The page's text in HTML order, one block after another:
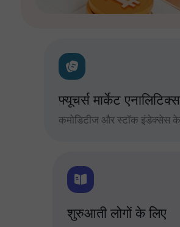
फ्यूचर्स मार्केट एनालिटिक्स
कमोडिटीज और स्टॉक इंडेक्सेस के
शुरुआती लोगों के लिए